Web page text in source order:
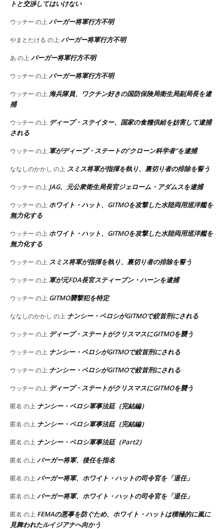
トと交渉してはいけない
ウッチー の上 バーガー将軍行方不明
やまとたける の上 バーガー将軍行方不明
あ の上 バーガー将軍行方不明
ウッチー の上 バーガー将軍行方不明
ウッチー の上 海兵隊員、ワクチン好きの国防保険局衛生局副局長を逮
捕
ウッチー の上 ディープ・ステイター、国家の食糧供給を妨害して逮捕
される
ウッチー の上 軍がディープ・ステートの”クローン科学者”を逮捕
ななしのかかし の上 スミス将軍が指揮を執り、裏切り者の排除を誓う
ウッチー の上 JAG、元公衆衛生局長官ジェローム・アダムスを逮捕
ウッチー の上 ホワイト・ハット、GITMOを攻撃した水陸両用巡洋艦を
無力化する
ウッチー の上 ホワイト・ハット、GITMOを攻撃した水陸両用巡洋艦を
無力化する
ウッチー の上 スミス将軍が指揮を執り、裏切り者の排除を誓う
ウッチー の上 軍が元FDA長官スティーブン・ハーンを逮捕
ウッチー の上 GITMO襲撃犯を特定
ななしのかかし の上 ナンシー・ペロシがGITMOで絞首刑にされる
ウッチー の上 ディープ・ステートがクリスマスにGITMOを襲う
ウッチー の上 ナンシー・ペロシがGITMOで絞首刑にされる
ウッチー の上 ナンシー・ペロシがGITMOで絞首刑にされる
ウッチー の上 ディープ・ステートがクリスマスにGITMOを襲う
匿名 の上 ナンシー・ペロシ軍事法廷（完結編）
匿名 の上 ナンシー・ペロシ軍事法廷（完結編）
匿名 の上 ナンシー・ペロシ軍事法廷（Part2）
匿名 の上 バーガー将軍、後任を指名
匿名 の上 バーガー将軍、ホワイト・ハットの司令官を「退任」
匿名 の上 バーガー将軍、ホワイト・ハットの司令官を「退任」
匿名 の上 FEMAの悪事を防ぐため、ホワイト・ハットは積極的に嵐に
見舞われたルイジアナへ向かう